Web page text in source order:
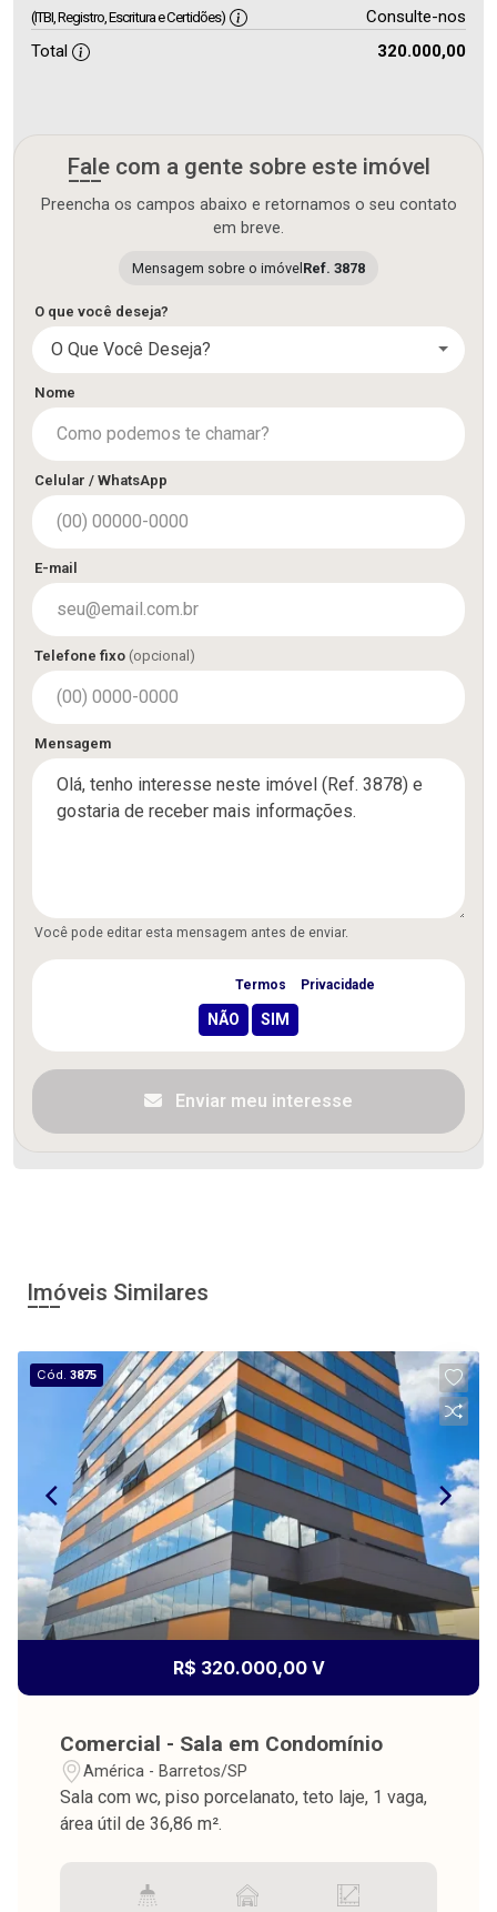
(ITBI, Registro, Escritura e Certidões)
Consulte-nos
Total
320.000,00
Fale com a gente sobre este imóvel
Preencha os campos abaixo e retornamos o seu contato
em breve.
Mensagem sobre o imóvel Ref. 3878
O que você deseja?
O Que Você Deseja?
Nome
Celular / WhatsApp
E-mail
Telefone fixo (opcional)
Mensagem
Você pode editar esta mensagem antes de enviar.
Termos Privacidade
Enviar meu interesse
Imóveis Similares
Cód.3875
R$ 320.000,00 V
Comercial - Sala em Condomínio
América - Barretos/SP
Sala com wc, piso porcelanato, teto laje, 1 vaga,
área útil de 36,86 m².